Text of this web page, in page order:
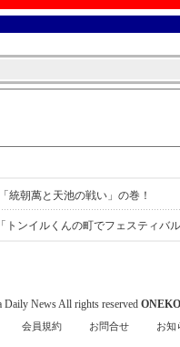
統朝萬と天池の戦い」の巻！
ンイルくんの町でフェスティバル
News All rights reserved
会員規約 お問合せ お知